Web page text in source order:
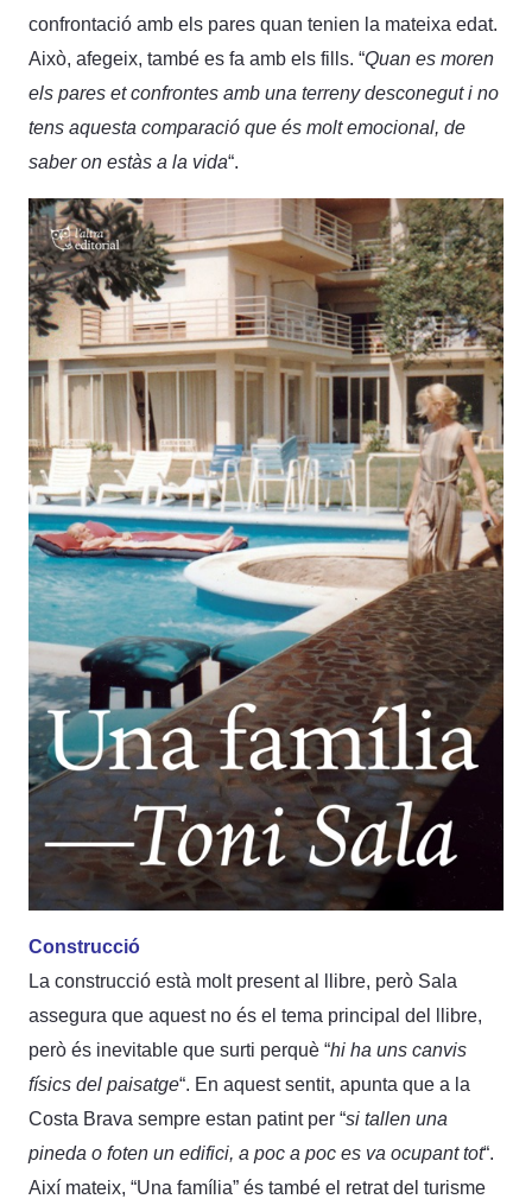
confrontació amb els pares quan tenien la mateixa edat.
Això, afegeix, també es fa amb els fills. “Quan es moren
els pares et confrontes amb una terreny desconegut i no
tens aquesta comparació que és molt emocional, de
saber on estàs a la vida“.
Construcció
La construcció està molt present al llibre, però Sala
assegura que aquest no és el tema principal del llibre,
però és inevitable que surti perquè “hi ha uns canvis
físics del paisatge“. En aquest sentit, apunta que a la
Costa Brava sempre estan patint per “si tallen una
pineda o foten un edifici, a poc a poc es va ocupant tot“.
Així mateix, “Una família” és també el retrat del turisme